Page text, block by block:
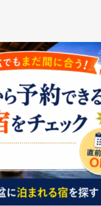
表示 ウェブアクセシビリティ
プライバシーポータル
表記情報セキュリティ基本方針
トップ
Inc. 2026.All rights